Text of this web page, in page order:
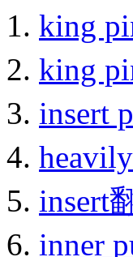
king
king
insert
insert
inner